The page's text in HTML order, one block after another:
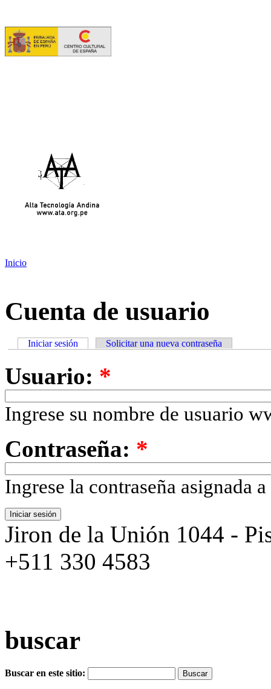
Inicio
Cuenta de usuario
Iniciar sesión Solicitar una nueva contraseña
Usuario: *
Ingrese su nombre de usuario
Contraseña: *
Ingrese la contraseña asignada
Jiron de la Unión 1044 -
+511 330 4583
buscar
Buscar en este sitio: